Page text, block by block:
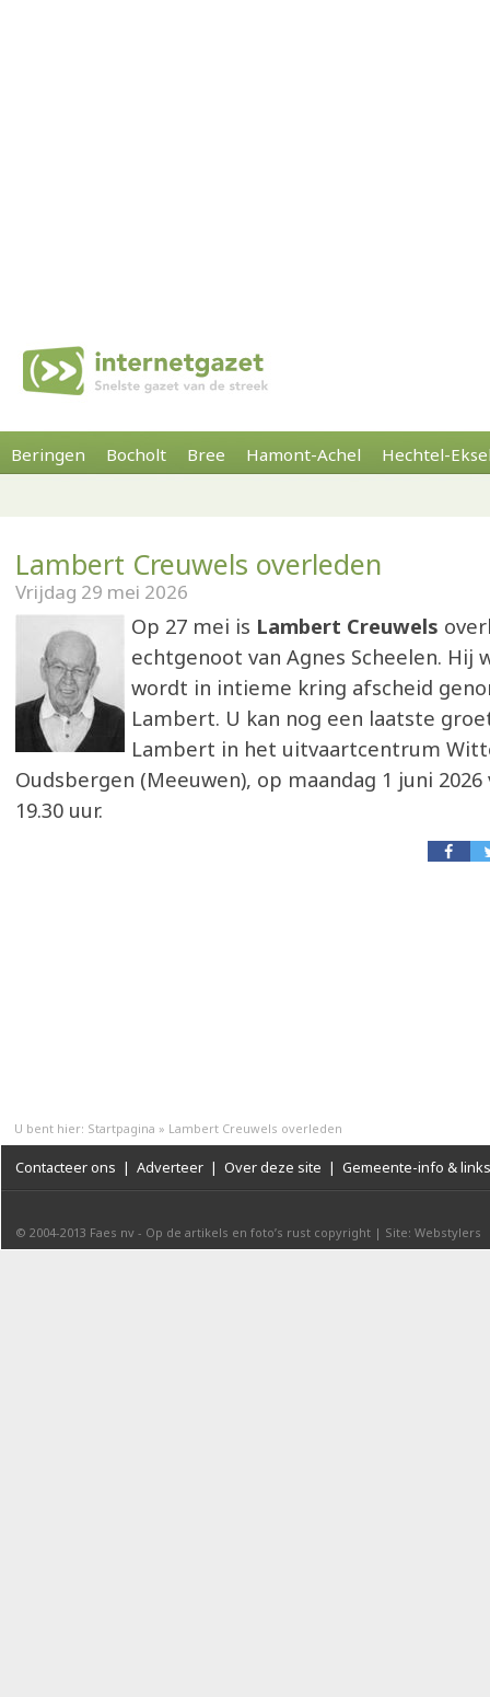
Beringen Bocholt Bree Hamont-Achel Hechtel-
Lambert Creuwels overleden
Vrijdag 29 mei 2026
Op 27 mei is Lambert Creuwels
echtgenoot van Agnes Scheelen. Hij
wordt in intieme kring afscheid
Lambert. U kan nog een laatste
Lambert in het uitvaartcentrum
Oudsbergen (Meeuwen), op maandag 1 juni 2026
19.30 uur.
U bent hier: Startpagina » Lambert Creuwels overleden
Contacteer ons | Adverteer | Over deze site | Gemeente-info & links
© 2004-2013 Faes nv - Op de artikels en foto’s rust copyright | Site: Webstylers